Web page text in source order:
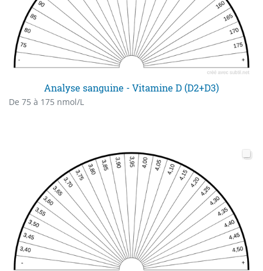
Analyse sanguine - Vitamine D (D2+D3)
De 75 à 175 nmol/L